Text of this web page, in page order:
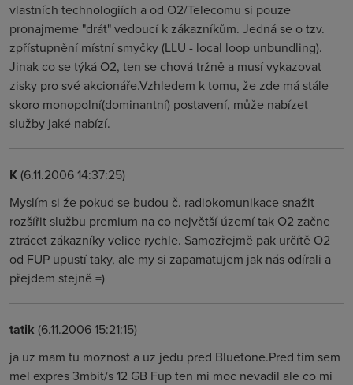
vlastních technologiích a od O2/Telecomu si pouze
pronajmeme "drát" vedoucí k zákazníkům. Jedná se o tzv.
zpřístupnění místní smyčky (LLU - local loop unbundling).
Jinak co se týká O2, ten se chová tržně a musí vykazovat
zisky pro své akcionáře.Vzhledem k tomu, že zde má stále
skoro monopolní(dominantní) postavení, může nabízet
služby jaké nabízí.
K(6.11.2006 14:37:25)
Myslím si že pokud se budou č. radiokomunikace snažit
rozšířit službu premium na co největší území tak O2 začne
ztrácet zákazníky velice rychle. Samozřejmě pak určítě O2
od FUP upustí taky, ale my si zapamatujem jak nás odírali a
přejdem stejně =)
tatik (6.11.2006 15:21:15)
ja uz mam tu moznost a uz jedu pred Bluetone.Pred tim sem
mel expres 3mbit/s 12 GB Fup ten mi moc nevadil ale co mi